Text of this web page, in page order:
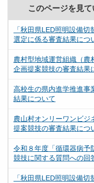
このページを見
「秋田県LED照明設備
選定に係る審査結果につ
農村型地域運営組織（農
企画提案競技の審査結果
高校生の県内進学推進事
結果について
農山村オンリーワンビジ
提案競技の審査結果につ
令和８年度「循環器病予
競技に関する質問への回
「秋田県LED照明設備